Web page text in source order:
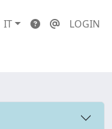
IT LOGIN